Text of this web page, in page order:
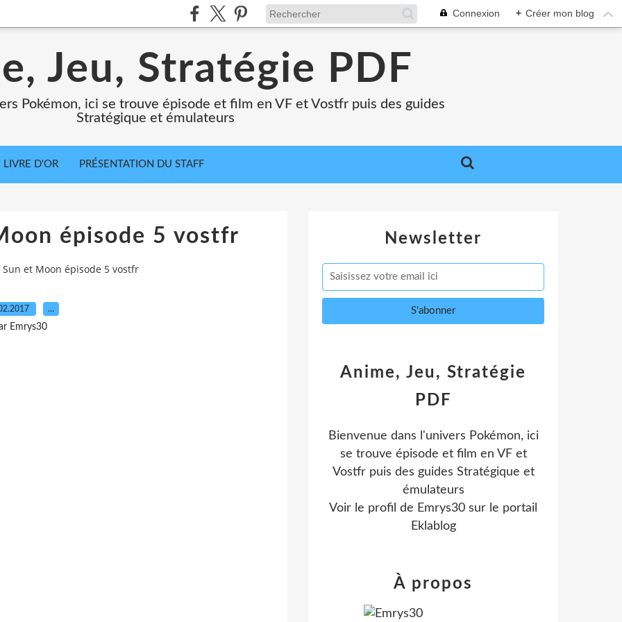
Connexion + Créer mon blog
Jeu, Stratégie PDF
Pokémon, ici se trouve épisode et film en VF et Vostfr puis des guides
Stratégique et émulateurs
LIVRE D'OR PRÉSENTATION DU STAFF
épisode 5 vostfr
Sun et Moon épisode 5 vostfr
…
Emrys30
Newsletter
Anime, Jeu, Stratégie
PDF
Bienvenue dans l'univers Pokémon, ici
se trouve épisode et film en VF et
Vostfr puis des guides Stratégique et
émulateurs
Voir le profil de Emrys30 sur le portail
Eklablog
À propos